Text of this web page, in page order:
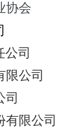
协会
司
限公司
司
有限公司